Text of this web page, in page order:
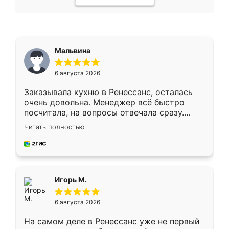
Мальвина
6 августа 2026
Заказывала кухню в Ренессанс, осталась
очень довольна. Менеджер всё быстро
посчитала, на вопросы отвечала сразу.
Замерщик приехал в субботу, подошёл к
делу со всей ответственностью. Собрали
за день, ребята работали аккуратно, даже
Читать полностью
Игорь М.
6 августа 2026
На самом деле в Ренессанс уже не первый